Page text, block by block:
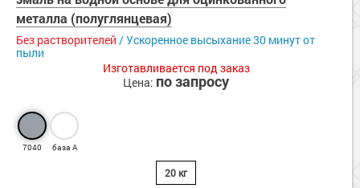
Сопутствующие товары
Морозостойкие краски для металла
Морозостойкие краски для фасада
Сопутствующие товары
металла (полуглянцевая)
Без растворителей / Ускоренное высыхание 30 минут от
пыли
Изготавливается под заказ
Цена: по запросу
7040 база А
20 кг